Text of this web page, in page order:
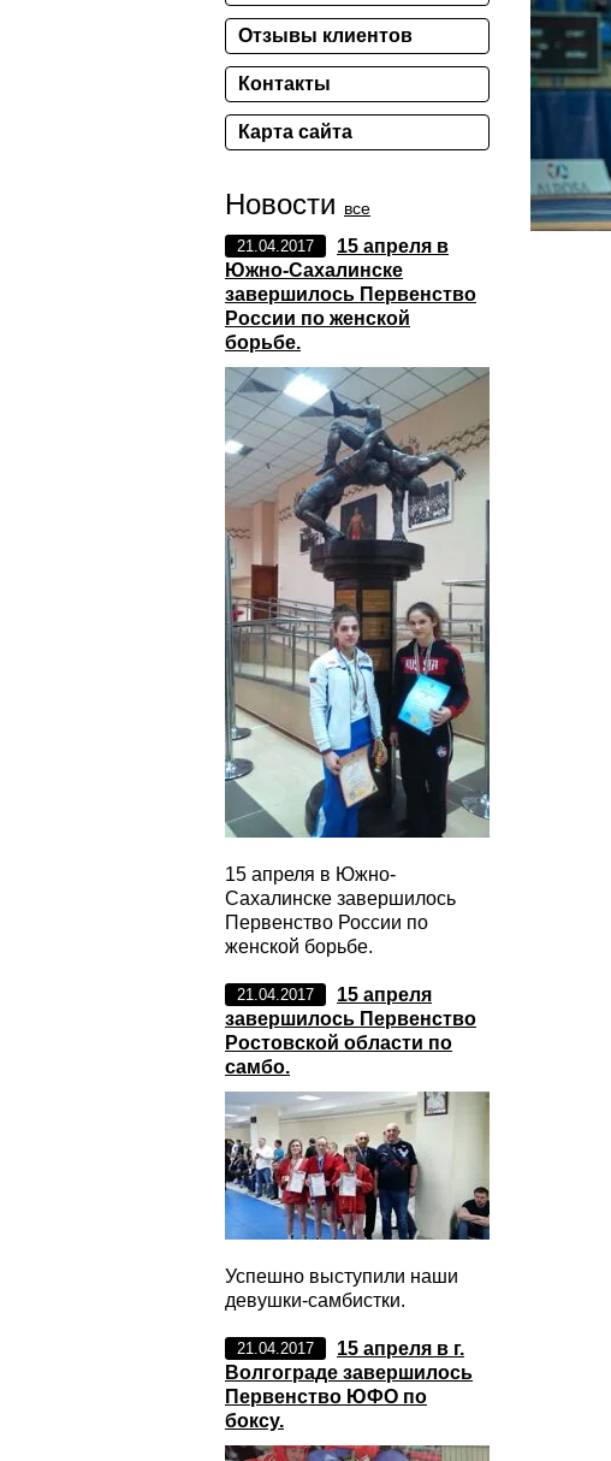
Отзывы клиентов
Контакты
Карта сайта
Новости все
21.04.2017
15 апреля в
Южно-Сахалинске
завершилось Первенство
России по женской
борьбе.
15 апреля в Южно-
Сахалинске завершилось
Первенство России по
женской борьбе.
21.04.2017
15 апреля
завершилось Первенство
Ростовской области по
самбо.
Успешно выступили наши
девушки-самбистки.
21.04.2017
15 апреля в г.
Волгограде завершилось
Первенство ЮФО по
боксу.